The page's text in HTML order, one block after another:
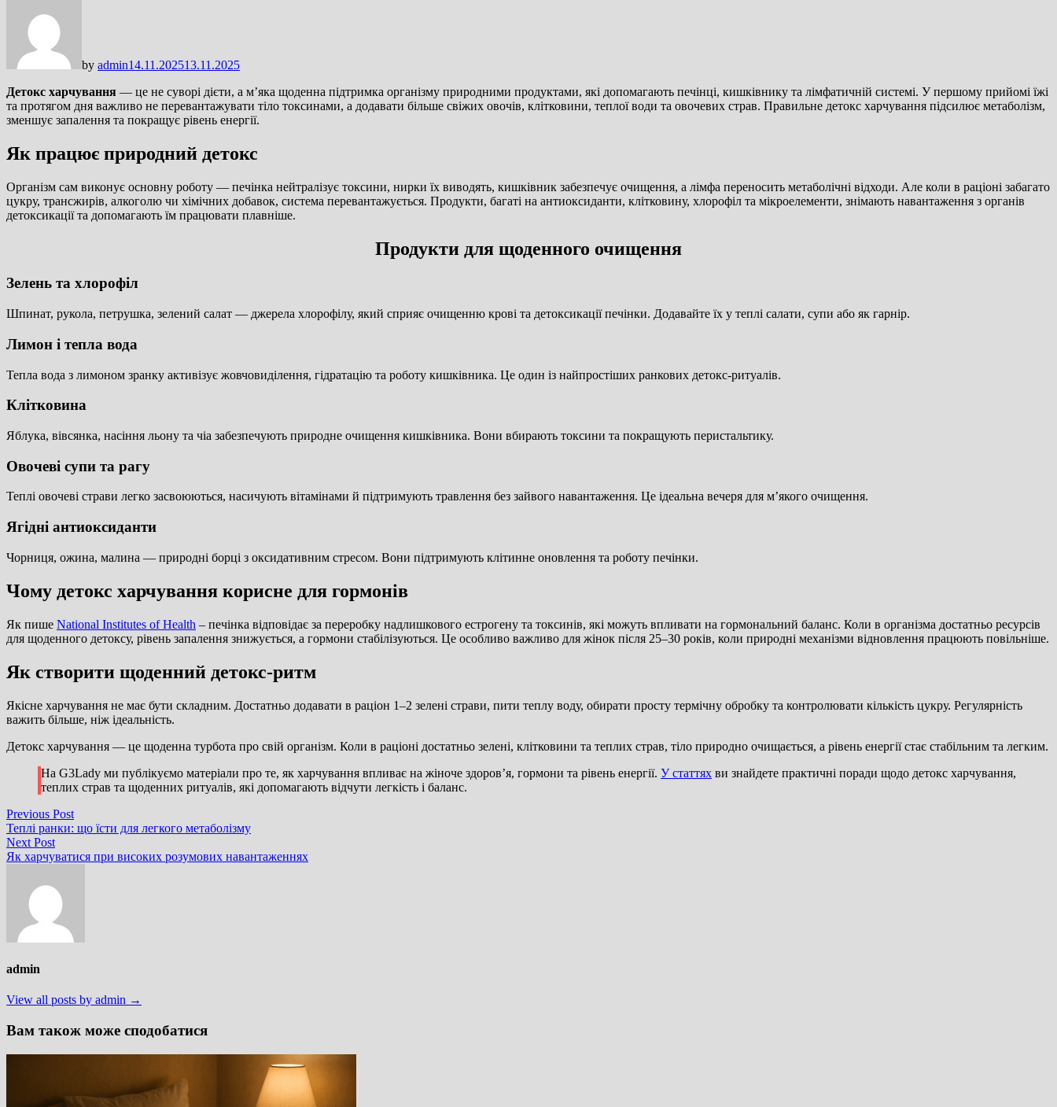
by admin14.11.202513.11.2025
Детокс харчування — це не суворі дієти, а м’яка щоденна підтримка організму природними продуктами, які допомагають печінці, кишківнику та лімфатичній системі. У першому прийомі їжі
та протягом дня важливо не перевантажувати тіло токсинами, а додавати більше свіжих овочів, клітковини, теплої води та овочевих страв. Правильне детокс харчування підсилює метаболізм,
зменшує запалення та покращує рівень енергії.
Як працює природний детокс
Організм сам виконує основну роботу — печінка нейтралізує токсини, нирки їх виводять, кишківник забезпечує очищення, а лімфа переносить метаболічні відходи. Але коли в раціоні забагато
цукру, трансжирів, алкоголю чи хімічних добавок, система перевантажується. Продукти, багаті на антиоксиданти, клітковину, хлорофіл та мікроелементи, знімають навантаження з органів
детоксикації та допомагають їм працювати плавніше.
Продукти для щоденного очищення
Зелень та хлорофіл
Шпинат, рукола, петрушка, зелений салат — джерела хлорофілу, який сприяє очищенню крові та детоксикації печінки. Додавайте їх у теплі салати, супи або як гарнір.
Лимон і тепла вода
Тепла вода з лимоном зранку активізує жовчовиділення, гідратацію та роботу кишківника. Це один із найпростіших ранкових детокс-ритуалів.
Клітковина
Яблука, вівсянка, насіння льону та чіа забезпечують природне очищення кишківника. Вони вбирають токсини та покращують перистальтику.
Овочеві супи та рагу
Теплі овочеві страви легко засвоюються, насичують вітамінами й підтримують травлення без зайвого навантаження. Це ідеальна вечеря для м’якого очищення.
Ягідні антиоксиданти
Чорниця, ожина, малина — природні борці з оксидативним стресом. Вони підтримують клітинне оновлення та роботу печінки.
Чому детокс харчування корисне для гормонів
Як пише National Institutes of Health – печінка відповідає за переробку надлишкового естрогену та токсинів, які можуть впливати на гормональний баланс. Коли в організма достатньо ресурсів
для щоденного детоксу, рівень запалення знижується, а гормони стабілізуються. Це особливо важливо для жінок після 25–30 років, коли природні механізми відновлення працюють повільніше.
Як створити щоденний детокс-ритм
Якісне харчування не має бути складним. Достатньо додавати в раціон 1–2 зелені страви, пити теплу воду, обирати просту термічну обробку та контролювати кількість цукру. Регулярність
важить більше, ніж ідеальність.
Детокс харчування — це щоденна турбота про свій організм. Коли в раціоні достатньо зелені, клітковини та теплих страв, тіло природно очищається, а рівень енергії стає стабільним та легким.
На G3Lady ми публікуємо матеріали про те, як харчування впливає на жіноче здоров’я, гормони та рівень енергії. У статтях ви знайдете практичні поради щодо детокс харчування,
теплих страв та щоденних ритуалів, які допомагають відчути легкість і баланс.
Навігація
записів
Previous PostPrevious
post:
Теплі ранки: що їсти для легкого метаболізму
Next PostNext
post:
Як харчуватися при високих розумових навантаженнях
admin
View all posts by admin →
Вам також може сподобатися